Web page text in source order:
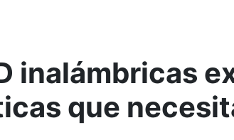
inalámbricas
que